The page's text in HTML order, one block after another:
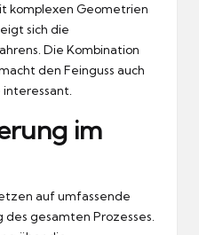
komplexen Geometrien
sich die
Die Kombination
den Feinguss auch
im
auf umfassende
gesamten Prozesses.